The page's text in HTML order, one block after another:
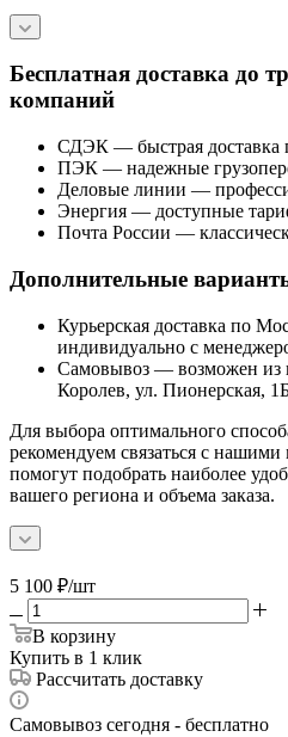
Бесплатная доставка до
компаний
СДЭК — быстрая доставка
ПЭК — надежные
Деловые линии —
Энергия — доступные
Почта России —
Дополнительные
Курьерская доставка по
индивидуально с
Самовывоз — возможен из
Королев, ул. Пионерская,
Для выбора оптимального
рекомендуем связаться с
помогут подобрать наиболее
вашего региона и объема заказа.
5 100 ₽/шт
В корзину
Купить в 1 клик
Рассчитать доставку
Самовывоз сегодня - бесплатно